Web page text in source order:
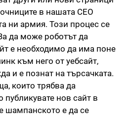
в нашата СЕО
ни армия. Този процес се
да може роботът да
е необходимо да има поне
към него от уебсайт,
и е познат на търсачката.
които трябва да
публикувате нов сайт в
шампанското е да се